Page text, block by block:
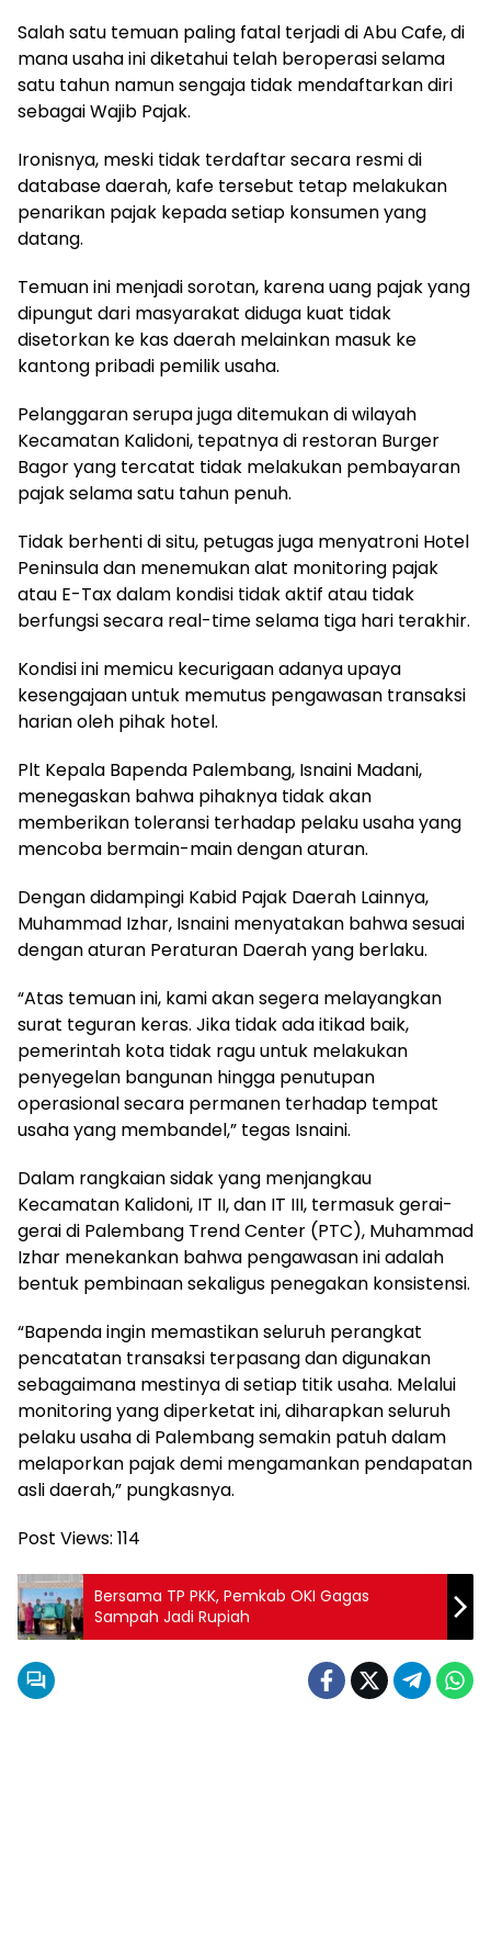
Salah satu temuan paling fatal terjadi di Abu Cafe, di
mana usaha ini diketahui telah beroperasi selama
satu tahun namun sengaja tidak mendaftarkan diri
sebagai Wajib Pajak.
Ironisnya, meski tidak terdaftar secara resmi di
database daerah, kafe tersebut tetap melakukan
penarikan pajak kepada setiap konsumen yang
datang.
Temuan ini menjadi sorotan, karena uang pajak yang
dipungut dari masyarakat diduga kuat tidak
disetorkan ke kas daerah melainkan masuk ke
kantong pribadi pemilik usaha.
Pelanggaran serupa juga ditemukan di wilayah
Kecamatan Kalidoni, tepatnya di restoran Burger
Bagor yang tercatat tidak melakukan pembayaran
pajak selama satu tahun penuh.
Tidak berhenti di situ, petugas juga menyatroni Hotel
Peninsula dan menemukan alat monitoring pajak
atau E-Tax dalam kondisi tidak aktif atau tidak
berfungsi secara real-time selama tiga hari terakhir.
Kondisi ini memicu kecurigaan adanya upaya
kesengajaan untuk memutus pengawasan transaksi
harian oleh pihak hotel.
Plt Kepala Bapenda Palembang, Isnaini Madani,
menegaskan bahwa pihaknya tidak akan
memberikan toleransi terhadap pelaku usaha yang
mencoba bermain-main dengan aturan.
Dengan didampingi Kabid Pajak Daerah Lainnya,
Muhammad Izhar, Isnaini menyatakan bahwa sesuai
dengan aturan Peraturan Daerah yang berlaku.
“Atas temuan ini, kami akan segera melayangkan
surat teguran keras. Jika tidak ada itikad baik,
pemerintah kota tidak ragu untuk melakukan
penyegelan bangunan hingga penutupan
operasional secara permanen terhadap tempat
usaha yang membandel,” tegas Isnaini.
Dalam rangkaian sidak yang menjangkau
Kecamatan Kalidoni, IT II, dan IT III, termasuk gerai-
gerai di Palembang Trend Center (PTC), Muhammad
Izhar menekankan bahwa pengawasan ini adalah
bentuk pembinaan sekaligus penegakan konsistensi.
“Bapenda ingin memastikan seluruh perangkat
pencatatan transaksi terpasang dan digunakan
sebagaimana mestinya di setiap titik usaha. Melalui
monitoring yang diperketat ini, diharapkan seluruh
pelaku usaha di Palembang semakin patuh dalam
melaporkan pajak demi mengamankan pendapatan
asli daerah,” pungkasnya.
Post Views: 114
Bersama TP PKK, Pemkab OKI Gagas
Sampah Jadi Rupiah